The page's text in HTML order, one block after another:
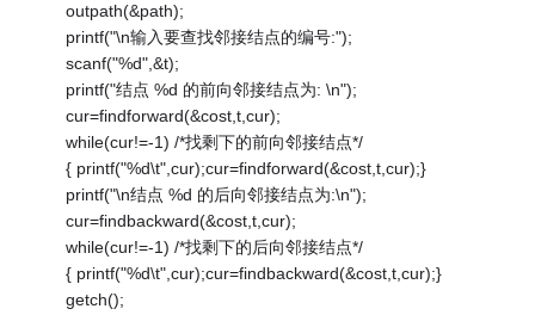
outpath(&path);
printf("\n输入要查找邻接结点的编号:");
scanf("%d",&t);
printf("结点 %d 的前向邻接结点为: \n");
cur=findforward(&cost,t,cur);
while(cur!=-1) /*找剩下的前向邻接结点*/
{ printf("%d\t",cur);cur=findforward(&cost,t,cur);}
printf("\n结点 %d 的后向邻接结点为:\n");
cur=findbackward(&cost,t,cur);
while(cur!=-1) /*找剩下的后向邻接结点*/
{ printf("%d\t",cur);cur=findbackward(&cost,t,cur);}
getch();